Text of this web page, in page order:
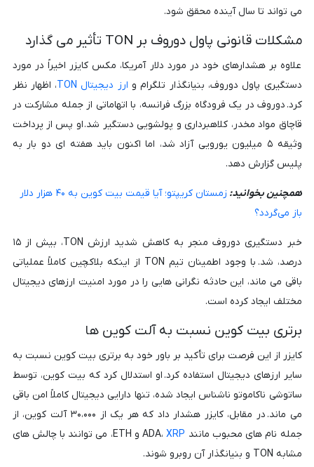
می تواند تا سال آینده محقق شود.
مشکلات قانونی پاول دوروف بر TON تأثیر می گذارد
علاوه بر هشدارهای خود در مورد دلار آمریکا، مکس کایزر اخیراً در مورد
دستگیری پاول دوروف، بنیانگذار تلگرام و ارز دیجیتال TON
، اظهار نظر
کرد. دوروف در یک فرودگاه بزرگ فرانسه، با اتهاماتی از جمله مشارکت در
قاچاق مواد مخدر، کلاهبرداری و پولشویی دستگیر شد. او پس از پرداخت
وثیقه ۵ میلیون یورویی آزاد شد، اما اکنون باید هفته ای دو بار به
پلیس گزارش دهد.
همچنین بخوانید:
زمستان کریپتو؛ آیا قیمت بیت کوین به ۴۰ هزار دلار
باز می‌گردد؟
خبر دستگیری دوروف منجر به کاهش شدید ارزش TON، بیش از ۱۵
درصد، شد. با وجود اطمینان تیم TON از اینکه بلاکچین کاملاً عملیاتی
باقی می ماند، این حادثه نگرانی هایی را در مورد امنیت ارزهای دیجیتال
مختلف ایجاد کرده است.
برتری بیت کوین نسبت به آلت کوین ها
کایزر از این فرصت برای تأکید بر باور خود به برتری بیت کوین نسبت به
سایر ارزهای دیجیتال استفاده کرد. او استدلال کرد که بیت کوین، توسط
ساتوشی ناکاموتو ناشناس ایجاد شده، تنها دارایی دیجیتال کاملاً امن باقی
می ماند. در مقابل، کایزر هشدار داد که هر یک از ۳۰،۰۰۰ آلت کوین، از
جمله نام های محبوب مانند ADA، XRP
و ETH، می توانند با چالش های
مشابه TON و بنیانگذار آن روبرو شوند.